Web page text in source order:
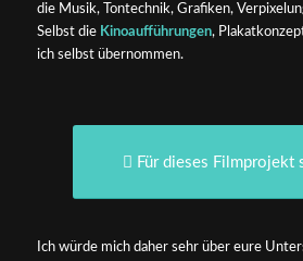
die Musik, Tontechnik, Grafiken,
Selbst die Kinoaufführungen,
ich selbst übernommen.
Für dieses Filmprojekt
Ich würde mich daher sehr über eure